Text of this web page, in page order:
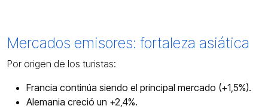
Mercados emisores: fortaleza asiática
Por origen de los turistas:
Francia continúa siendo el principal mercado (+1,5%).
Alemania creció un +2,4%.